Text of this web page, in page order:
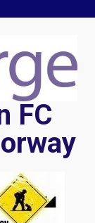
FC